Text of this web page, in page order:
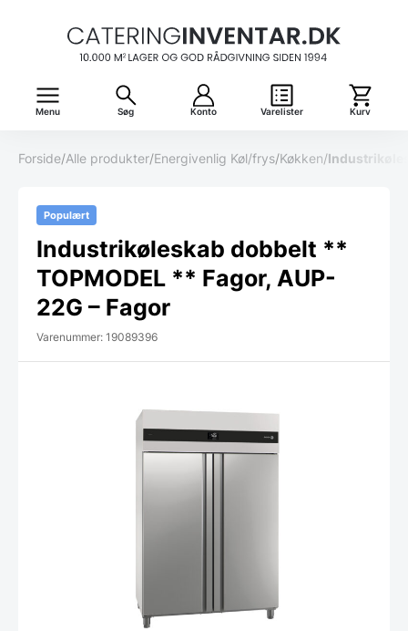
Menu Søg Konto Varelister Kurv
Forside/Alle produkter/Energivenlig Køl/frys/Køkken/
Populært
Industrikøleskab dobbelt **
TOPMODEL ** Fagor, AUP-
22G – Fagor
Varenummer: 19089396